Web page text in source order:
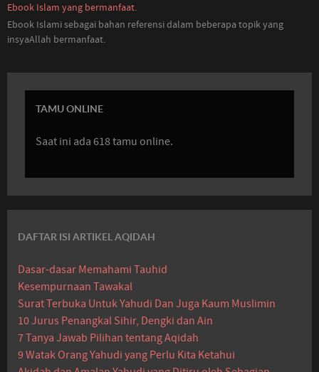
Ebook Islam yang bermanfaat.
Ebook Islami sebagai bahan referensi dalam beberapa topik yang
insyaAllah bermanfaat.
TAMU ONLINE
Saat ini ada 618 tamu online.
DAFTAR ISI ARTIKEL AQIDAH
Dasar-dasar Memahami Tauhid
Kesempurnaan Tawakal
Surat Terbuka Untuk Yahudi Dan Juga Kaum Muslimin
10 Jurus Penangkal Sihir, Dengki dan Ain
7 Tanya Jawab Pilihan tentang Aqidah
9 Watak Orang Yahudi yang Perlu Kita Ketahui